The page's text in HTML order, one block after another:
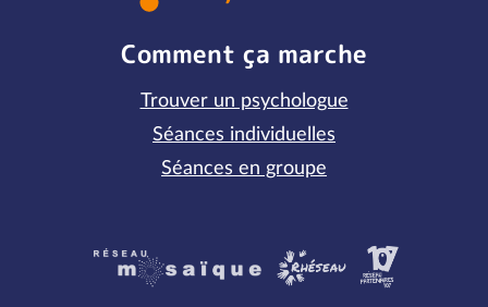
Comment ça marche
Trouver un psychologue
Séances individuelles
Séances en groupe
Partenaires